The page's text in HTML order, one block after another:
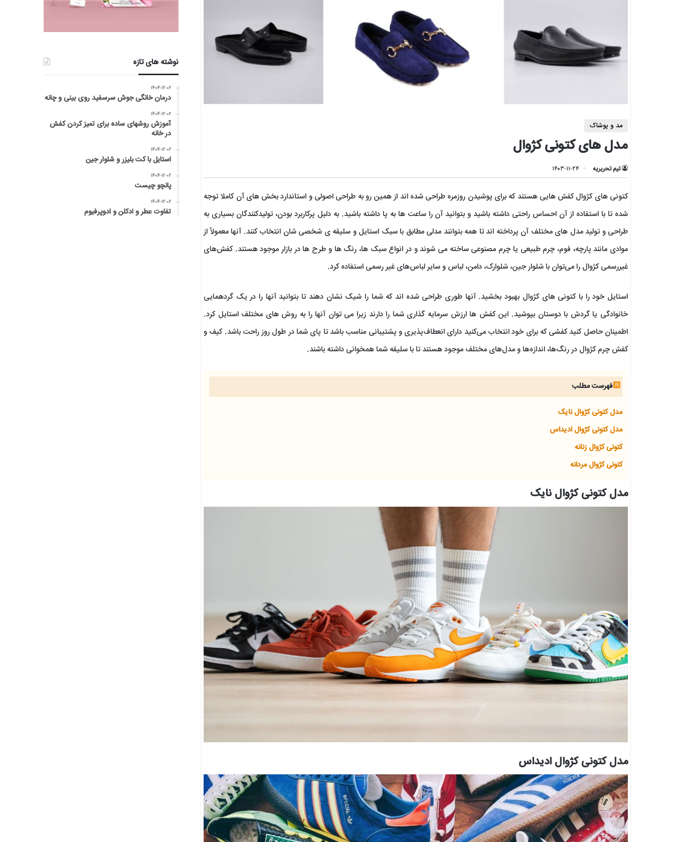
مد و پوشاک
مدل های کتونی کژوال
تیم تحریریه ۱۴۰۳-۱۱-۲۴
کتونی های کژوال کفش هایی هستند که برای پوشیدن روزمره طراحی شده اند از همین رو به طراحی اصولی و استاندارد بخش های آن کاملا توجه
شده تا با استفاده از آن احساس راحتی داشته باشید و بتوانید آن را ساعت ها به پا داشته باشید. به دلیل پرکاربرد بودن، تولیدکنندگان بسیاری به
طراحی و تولید مدل های مختلف آن پرداخته اند تا همه بتوانند مدلی مطابق با سبک استایل و سلیقه ی شخصی شان انتخاب کنند. آنها معمولاً از
موادی مانند پارچه، فوم، چرم طبیعی یا چرم مصنوعی ساخته می شوند و در انواع سبک ها، رنگ ها و طرح ها در بازار موجود هستند. کفش‌های
غیررسمی کژوال را می‌توان با شلوار جین، شلوارک، دامن، لباس و سایر لباس‌های غیر رسمی استفاده کرد.
استایل خود را با کتونی های کژوال بهبود بخشید. آنها طوری طراحی شده اند که شما را شیک نشان دهند تا بتوانید آنها را در یک گردهمایی
خانوادگی یا گردش با دوستان بپوشید. این کفش ها ارزش سرمایه گذاری شما را دارند زیرا می توان آنها را به روش های مختلف استایل کرد.
اطمینان حاصل کنید کفشی که برای خود انتخاب می‌کنید دارای انعطاف‌پذیری و پشتیبانی مناسب باشد تا پای شما در طول روز راحت باشد. کیف و
کفش‌ چرم کژوال در رنگ‌ها، اندازه‌ها و مدل‌های مختلف موجود هستند تا با سلیقه شما همخوانی داشته باشند.
فهرست مطلب
مدل کتونی کژوال نایک
مدل کتونی کژوال ادیداس
کتونی کژوال زنانه
کتونی کژوال مردانه
مدل کتونی کژوال نایک
مدل کتونی کژوال ادیداس
نوشته های تازه
۱۴۰۴-۱۲-۰۲
درمان خانگی جوش سرسفید روی بینی و چانه
۱۴۰۴-۱۲-۰۲
آموزش روشهای ساده برای تمیز کردن کفش
در خانه
۱۴۰۴-۱۲-۰۲
استایل با کت بلیزر و شلوار جین
۱۴۰۴-۱۲-۰۲
پانچو چیست
۱۴۰۴-۱۲-۰۲
تفاوت عطر و ادکلن و ادوپرفیوم